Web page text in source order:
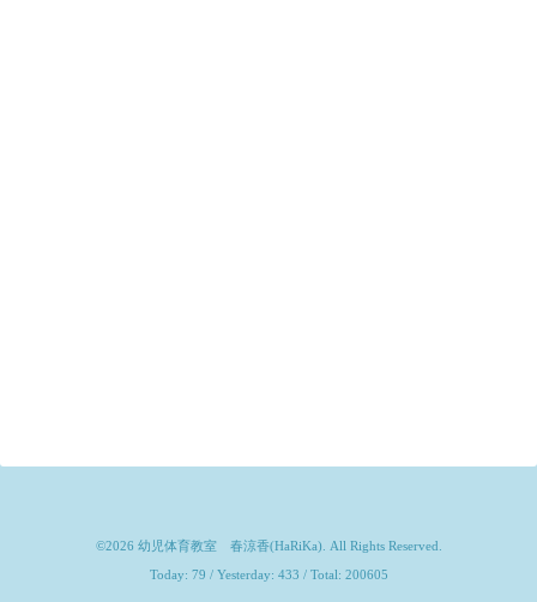
©2026 幼児体育教室 春涼香(HaRiKa) . All Rights Reserved.
Today: 79 / Yesterday: 433 / Total: 200605